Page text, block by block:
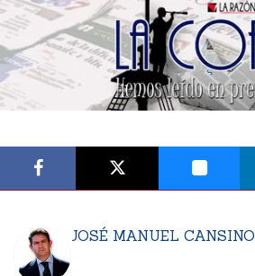
JOSÉ MANUEL CANSINO